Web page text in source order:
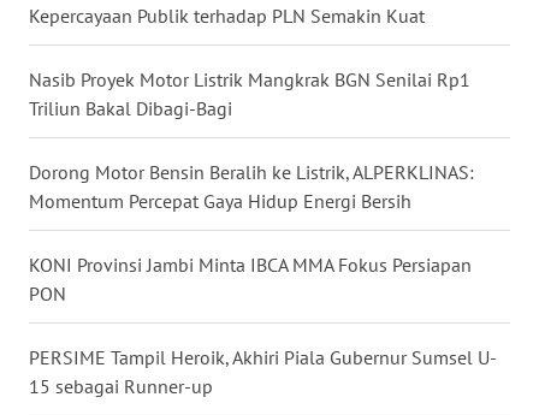
Kepercayaan Publik terhadap PLN Semakin Kuat
Nasib Proyek Motor Listrik Mangkrak BGN Senilai Rp1
Triliun Bakal Dibagi-Bagi
Dorong Motor Bensin Beralih ke Listrik, ALPERKLINAS:
Momentum Percepat Gaya Hidup Energi Bersih
KONI Provinsi Jambi Minta IBCA MMA Fokus Persiapan
PON
PERSIME Tampil Heroik, Akhiri Piala Gubernur Sumsel U-
15 sebagai Runner-up
WN
WN
SULSEL
WN
GORONTALO